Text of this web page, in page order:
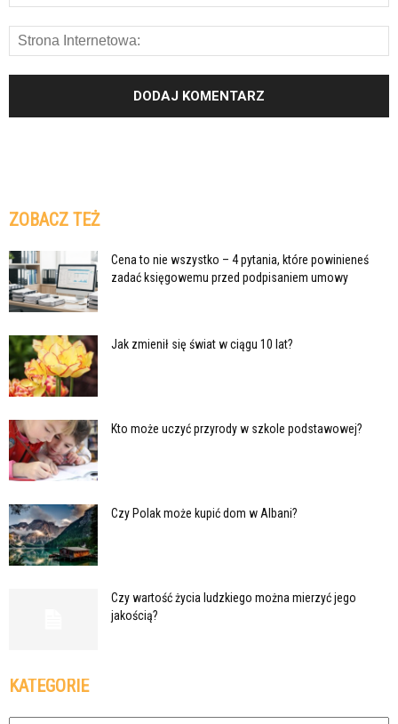
ZOBACZ TEŻ
Cena to nie wszystko – 4 pytania, które powinieneś
zadać księgowemu przed podpisaniem umowy
Jak zmienił się świat w ciągu 10 lat?
Kto może uczyć przyrody w szkole podstawowej?
Czy Polak może kupić dom w Albani?
Czy wartość życia ludzkiego można mierzyć jego
jakością?
KATEGORIE
Kategorie